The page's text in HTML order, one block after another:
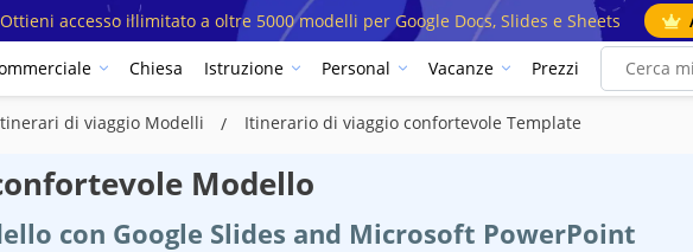
Ottieni accesso illimitato a oltre 5000 modelli per Google Docs, Slides e Sheets
Chiesa Istruzione Personal Vacanze Prezzi
di viaggio Modelli Itinerario di viaggio confortevole Template
Modello
con Google Slides and Microsoft PowerPoint